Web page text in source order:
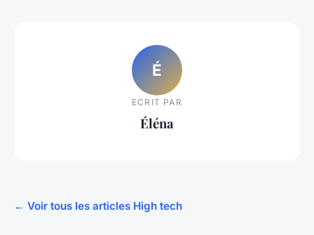
É
ECRIT PAR
Éléna
← Voir tous les articles High tech